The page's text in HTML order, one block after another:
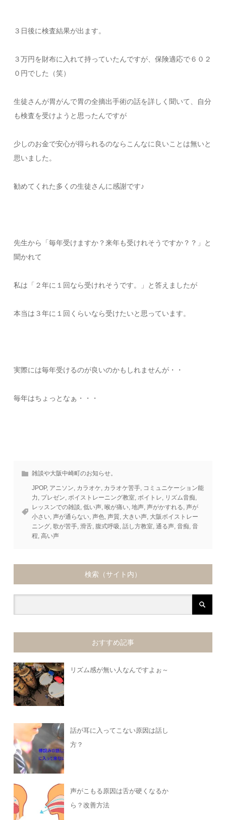
３日後に検査結果が出ます。
３万円を財布に入れて持っていたんですが、保険適応で６０２
０円でした（笑）
生徒さんが胃がんで胃の全摘出手術の話を詳しく聞いて、自分
も検査を受けようと思ったんですが
少しのお金で安心が得られるのならこんなに良いことは無いと
思いました。
勧めてくれた多くの生徒さんに感謝です♪
先生から「毎年受けますか？来年も受けれそうですか？？」と
聞かれて
私は「２年に１回なら受けれそうです。」と答えましたが
本当は３年に１回くらいなら受けたいと思っています。
実際には毎年受けるのが良いのかもしれませんが・・
毎年はちょっとなぁ・・・
雑談や大阪中崎町のお知らせ。
JPOP, アニソン, カラオケ, カラオケ苦手, コミュニケーション能
力, プレゼン,ボイストレーニング教室,ボイトレ, リズム音痴,
レッスンでの雑談,低い声,喉が痛い,地声,声がかすれる,声が
小さい,声が通らない,声色,声質, 大きい声, 大阪ボイストレー
ニング,歌が苦手,滑舌, 腹式呼吸,話し方教室,通る声,音痴,音
程,高い声
検索（サイト内）
おすすめ記事
リズム感が無い人なんですよぉ～
話が耳に入ってこない原因は話し
方？
声がこもる原因は舌が硬くなるか
ら？改善方法